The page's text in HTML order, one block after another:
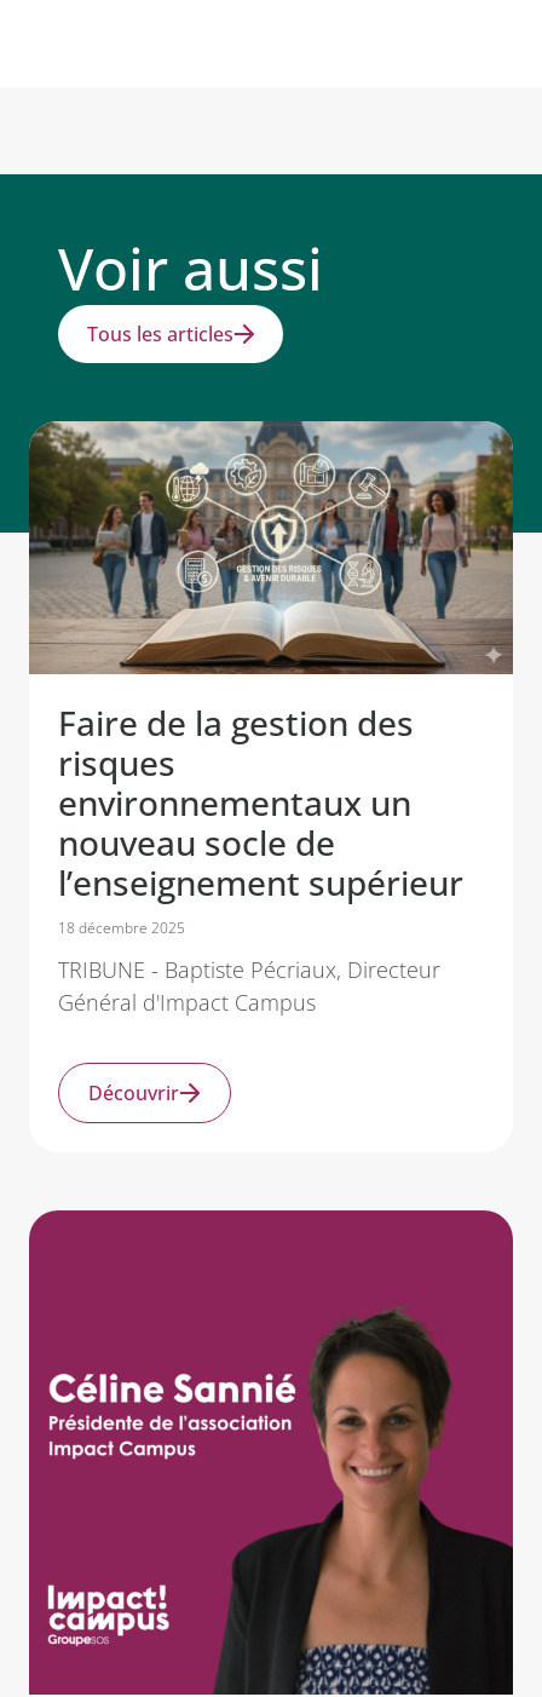
Voir aussi
Tous les articles
Faire de la gestion des
risques
environnementaux un
nouveau socle de
l’enseignement supérieur
18 décembre 2025
TRIBUNE - Baptiste Pécriaux, Directeur
Général d'Impact Campus
Découvrir